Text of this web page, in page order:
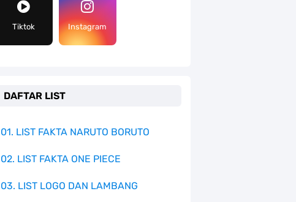
Tiktok Instagram
DAFTAR LIST
01. LIST FAKTA NARUTO BORUTO
02. LIST FAKTA ONE PIECE
03. LIST LOGO DAN LAMBANG